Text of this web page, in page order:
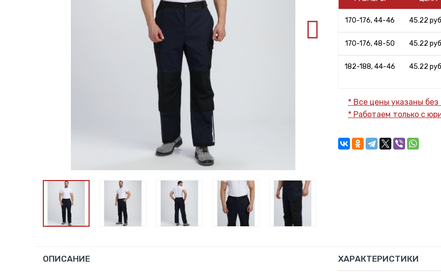
170-176, 44-46 45.22
170-176, 48-50 45.22
182-188, 44-46 45.22
* Все цены указаны
* Работаем только с
ОПИСАНИЕ ХАРАКТЕРИСТИКИ